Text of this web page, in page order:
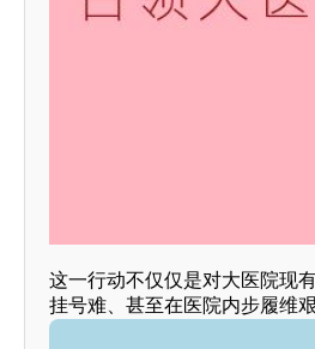
这一行动不仅仅是对大医院现
挂号难、甚至在医院内步履维